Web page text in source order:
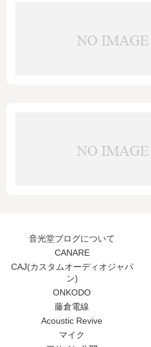
音光堂ブログについて
CANARE
CAJ(カスタムオーディオジャパ
ン)
ONKODO
藤倉電線
Acoustic Revive
マイク